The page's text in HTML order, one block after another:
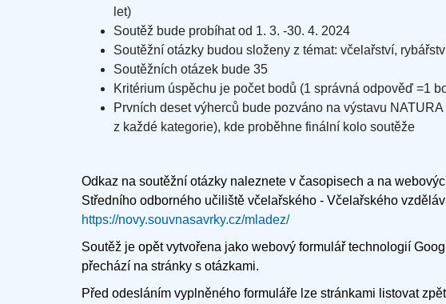
let)
Soutěž bude probíhat od 1. 3. -30. 4. 2024
Soutěžní otázky budou složeny z témat: včelařství,
Soutěžních otázek bude 35
Kritérium úspěchu je počet bodů (1 správná odpověď =1
Prvních deset výherců bude pozváno na výstavu
z každé kategorie), kde proběhne finální kolo soutěže
Odkaz na soutěžní otázky naleznete v časopisech a na
Středního odborného učiliště včelařského - Včelařského
https://novy.souvnasavrky.cz/mladez/
Soutěž je opět vytvořena jako webový formulář technologií
přechází na stránky s otázkami.
Před odesláním vyplněného formuláře lze stránkami listovat